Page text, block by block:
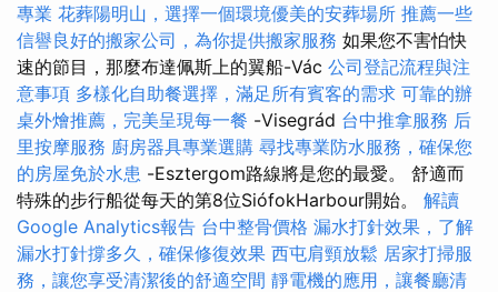
專業 花葬陽明山，選擇一個環境優美的安葬場所 推薦一些
信譽良好的搬家公司，為你提供搬家服務 如果您不害怕快
速的節目，那麼布達佩斯上的翼船-Vác 公司登記流程與注
意事項 多樣化自助餐選擇，滿足所有賓客的需求 可靠的辦
桌外燴推薦，完美呈現每一餐 -Visegrád 台中推拿服務 后
里按摩服務 廚房器具專業選購 尋找專業防水服務，確保您
的房屋免於水患 -Esztergom路線將是您的最愛。 舒適而
特殊的步行船從每天的第8位SiófokHarbour開始。 解讀
Google Analytics報告 台中整骨價格 漏水打針效果，了解
漏水打針撐多久，確保修復效果 西屯肩頸放鬆 居家打掃服
務，讓您享受清潔後的舒適空間 靜電機的應用，讓餐廳清